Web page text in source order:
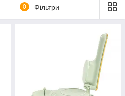
0 Фільтри